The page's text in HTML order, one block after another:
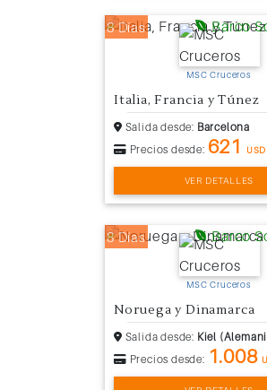
8 Días Barco
MSC Cruceros
Italia, Francia y Túnez
Salida desde: Barcelona
Precios desde: 621 USD
VER DETALLES
8 Días Barco
MSC Cruceros
Noruega y Dinamarca
Salida desde: Kiel
Precios desde: 1.008